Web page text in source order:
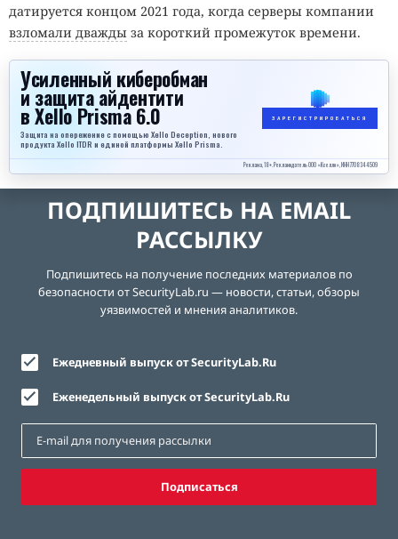
датируется концом 2021 года, когда серверы компании
взломали дважды за короткий промежуток времени.
Усиленный киберобман
и защита айдентити
в Xello Prisma 6.0
Защита на опережение с помощью Xello Deception, нового
продукта Xello ITDR и единой платформы Xello Prisma.
ЗАРЕГИСТРИРОВАТЬСЯ
Реклама, 18+. Рекламодатель ООО «Кселло», ИНН 7708344509
ПОДПИШИТЕСЬ НА EMAIL
РАССЫЛКУ
Подпишитесь на получение последних материалов по
безопасности от SecurityLab.ru — новости, статьи, обзоры
уязвимостей и мнения аналитиков.
Ежедневный выпуск от SecurityLab.Ru
Еженедельный выпуск от SecurityLab.Ru
Подписаться